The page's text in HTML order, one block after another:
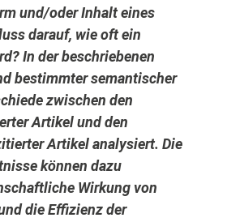
und/oder Inhalt eines
darauf, wie oft ein
In der beschriebenen
bestimmter semantischer
zwischen den
Artikel und den
Artikel analysiert. Die
können dazu
Wirkung von
die Effizienz der